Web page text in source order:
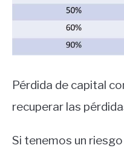
Pérdida de capital
recuperar las
Si tenemos un